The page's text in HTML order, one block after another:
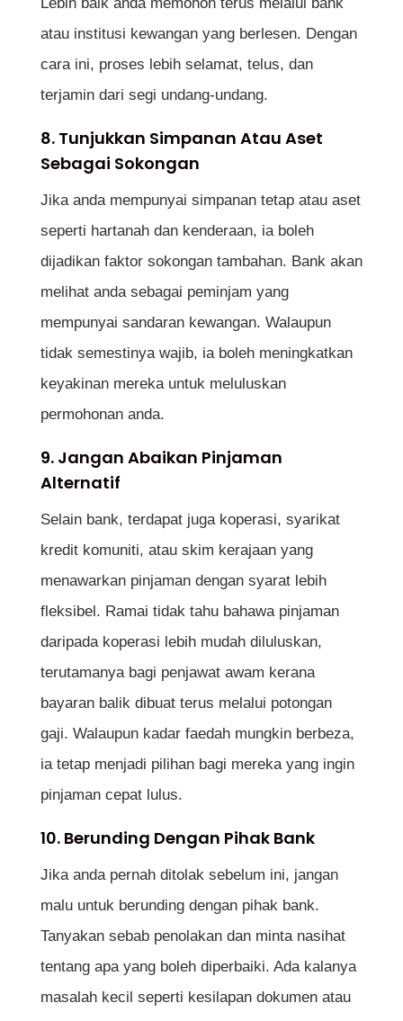
atau institusi kewangan yang berlesen. Dengan
cara ini, proses lebih selamat, telus, dan
terjamin dari segi undang-undang.
8. Tunjukkan Simpanan Atau Aset
Sebagai Sokongan
Jika anda mempunyai simpanan tetap atau aset
seperti hartanah dan kenderaan, ia boleh
dijadikan faktor sokongan tambahan. Bank akan
melihat anda sebagai peminjam yang
mempunyai sandaran kewangan. Walaupun
tidak semestinya wajib, ia boleh meningkatkan
keyakinan mereka untuk meluluskan
permohonan anda.
9. Jangan Abaikan Pinjaman
Alternatif
Selain bank, terdapat juga koperasi, syarikat
kredit komuniti, atau skim kerajaan yang
menawarkan pinjaman dengan syarat lebih
fleksibel. Ramai tidak tahu bahawa pinjaman
daripada koperasi lebih mudah diluluskan,
terutamanya bagi penjawat awam kerana
bayaran balik dibuat terus melalui potongan
gaji. Walaupun kadar faedah mungkin berbeza,
ia tetap menjadi pilihan bagi mereka yang ingin
pinjaman cepat lulus.
10. Berunding Dengan Pihak Bank
Jika anda pernah ditolak sebelum ini, jangan
malu untuk berunding dengan pihak bank.
Tanyakan sebab penolakan dan minta nasihat
tentang apa yang boleh diperbaiki. Ada kalanya
masalah kecil seperti kesilapan dokumen atau